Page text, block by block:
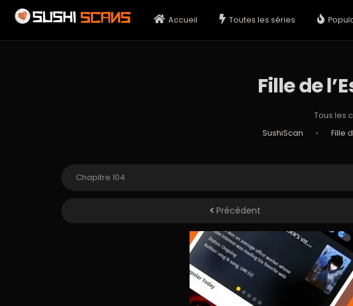
Accueil Toutes les séries
Fille de
Tous les
SushiScan
› Fille
Précédent